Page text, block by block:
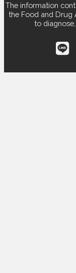
The information
the Food and Drug
to